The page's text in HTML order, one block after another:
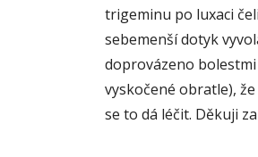
trigeminu po luxaci
sebemenší dotyk
doprovázeno
vyskočené obratle),
se to dá léčit. Děkuji